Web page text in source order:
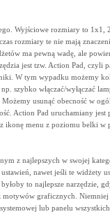
Wyjściowe rozmiary to 1x1,
rozmiary te nie mają
ma pewną wadę, ale
jest tzw. Action Pad, czyli
W tym wypadku możemy
szybko włączać/wyłączać
usunąć obecność w
Action Pad uruchamiany jest
ikonę menu z poziomu belki w
z najlepszych w swojej
nawet jeśli te widżety
to najlepsze narzędzie,
motywów graficznych. Niemniej
lub panelu wszystkich